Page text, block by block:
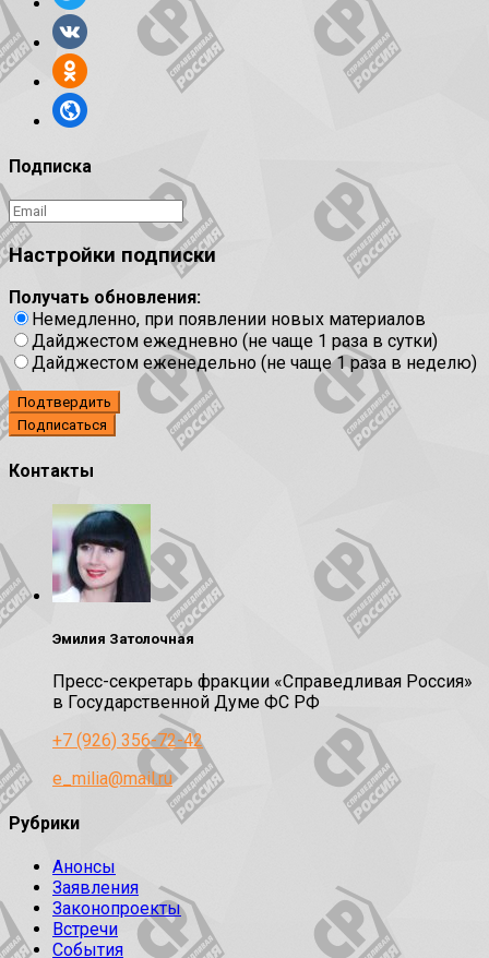
Подписка
Настройки подписки
Получать обновления:
Немедленно, при появлении новых материалов
Дайджестом ежедневно (не чаще 1 раза в сутки)
Дайджестом еженедельно (не чаще 1 раза в неделю)
Подтвердить
Контакты
Эмилия Затолочная
Пресс-секретарь фракции «Справедливая Россия»
в Государственной Думе ФС РФ
+7 (926) 356-72-42
e_milia@mail.ru
Рубрики
Анонсы
Заявления
Законопроекты
Встречи
События